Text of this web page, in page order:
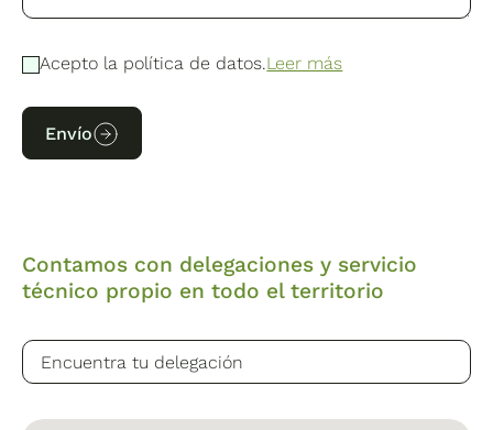
Acepto la política de datos.Leer más
Envío
Contamos con delegaciones y servicio
técnico propio en todo el territorio